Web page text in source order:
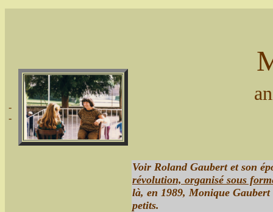
-
-
Voir Roland Gaubert et son
révolution, organisé sous
là, en 1989, Monique Gaubert
petits.